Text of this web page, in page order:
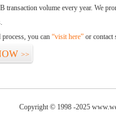
transaction volume every year. We
process, you can “visit here” or contact
>>
Copyright © 1998 -2025